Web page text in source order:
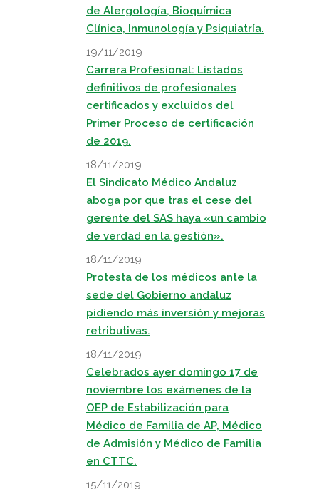
de Alergología, Bioquímica
Clínica, Inmunología y Psiquiatría.
19/11/2019
Carrera Profesional: Listados
definitivos de profesionales
certificados y excluidos del
Primer Proceso de certificación
de 2019.
18/11/2019
El Sindicato Médico Andaluz
aboga por que tras el cese del
gerente del SAS haya «un cambio
de verdad en la gestión».
18/11/2019
Protesta de los médicos ante la
sede del Gobierno andaluz
pidiendo más inversión y mejoras
retributivas.
18/11/2019
Celebrados ayer domingo 17 de
noviembre los exámenes de la
OEP de Estabilización para
Médico de Familia de AP, Médico
de Admisión y Médico de Familia
en CTTC.
15/11/2019